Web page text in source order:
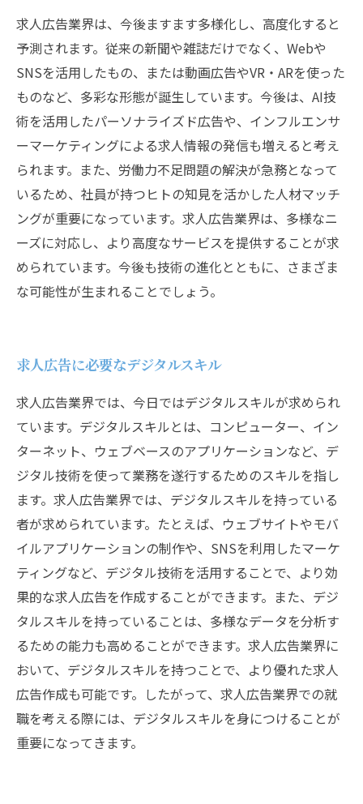
求人広告業界は、今後ますます多様化し、高度化すると
予測されます。従来の新聞や雑誌だけでなく、Webや
SNSを活用したもの、または動画広告やVR・ARを使った
ものなど、多彩な形態が誕生しています。今後は、AI技
術を活用したパーソナライズド広告や、インフルエンサ
ーマーケティングによる求人情報の発信も増えると考え
られます。また、労働力不足問題の解決が急務となって
いるため、社員が持つヒトの知見を活かした人材マッチ
ングが重要になっています。求人広告業界は、多様なニ
ーズに対応し、より高度なサービスを提供することが求
められています。今後も技術の進化とともに、さまざま
な可能性が生まれることでしょう。
求人広告に必要なデジタルスキル
求人広告業界では、今日ではデジタルスキルが求められ
ています。デジタルスキルとは、コンピューター、イン
ターネット、ウェブベースのアプリケーションなど、デ
ジタル技術を使って業務を遂行するためのスキルを指し
ます。求人広告業界では、デジタルスキルを持っている
者が求められています。たとえば、ウェブサイトやモバ
イルアプリケーションの制作や、SNSを利用したマーケ
ティングなど、デジタル技術を活用することで、より効
果的な求人広告を作成することができます。また、デジ
タルスキルを持っていることは、多様なデータを分析す
るための能力も高めることができます。求人広告業界に
おいて、デジタルスキルを持つことで、より優れた求人
広告作成も可能です。したがって、求人広告業界での就
職を考える際には、デジタルスキルを身につけることが
重要になってきます。